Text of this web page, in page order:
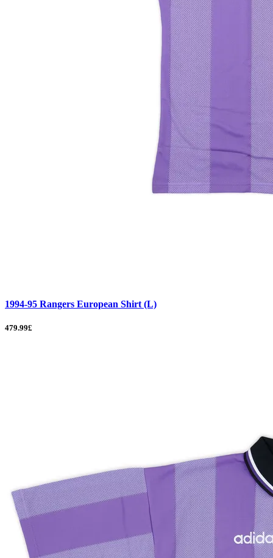
1994-95 Rangers European Shirt (L)
479.99£